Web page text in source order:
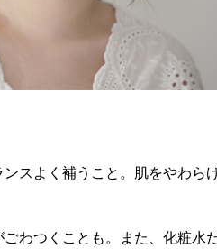
スよく補うこと。肌をやわら
わつくことも。また、化粧水